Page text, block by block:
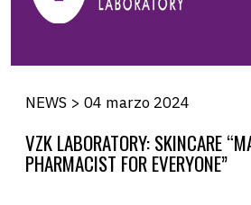
NEWS > 04 marzo 2024
VZK LABORATORY: SKINCARE
PHARMACIST FOR EVERYONE”